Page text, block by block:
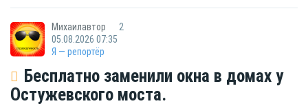
Михаилавтор
2
05.08.2026 07:35
Я — репортёр
Бесплатно заменили окна в домах у
Остужевского моста.